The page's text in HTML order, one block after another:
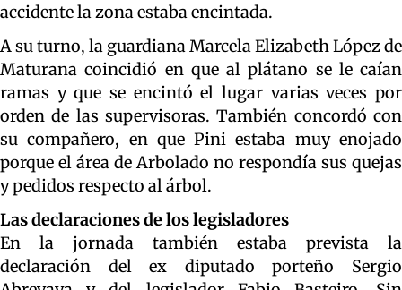
accidente la zona estaba encintada.
A su turno, la guardiana Marcela Elizabeth López de
Maturana coincidió en que al plátano se le caían
ramas y que se encintó el lugar varias veces por
orden de las supervisoras. También concordó con
su compañero, en que Pini estaba muy enojado
porque el área de Arbolado no respondía sus quejas
y pedidos respecto al árbol.
Las declaraciones de los legisladores
En la jornada también estaba prevista la
declaración del ex diputado porteño Sergio